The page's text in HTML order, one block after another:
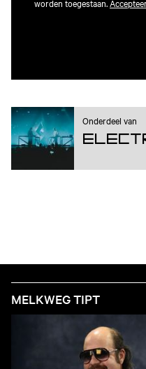
worden toegestaan.
Onderdeel van
MELKWEG TIPT